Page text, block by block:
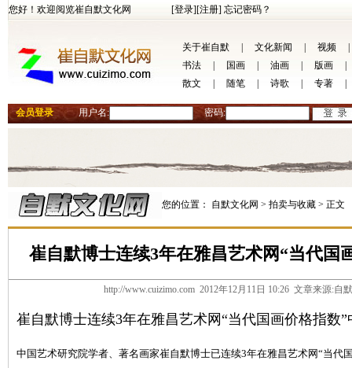
您好！欢迎阅览崔自默文化网 [登录][注册] 忘记密码？
关于崔自默 文化新闻 视频
书法
国画 油画 版画
散文
随笔 诗歌 专著
会员登录 用户名: 密码:
您的位置： 自默文化网 > 拍卖与收藏 > 正文
崔自默博士连续3年在雅昌艺术网“当代国
http://www.cuizimo.com 2012年12月11日 10:26 文章来源:自
崔自默博士连续3年在雅昌艺术网“当代国画价格指数
中国艺术研究院学者、著名画家崔自默博士已连续3年在雅昌艺术网“当代